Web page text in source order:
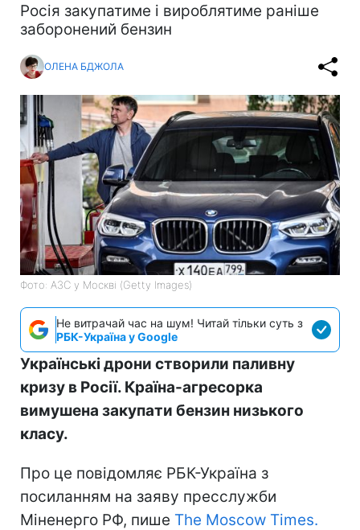
Росія закупатиме і вироблятиме раніше
заборонений бензин
ОЛЕНА БДЖОЛА
Фото: АЗС у Москві (Getty Images)
Не витрачай час на шум! Читай тільки суть з
РБК-Україна у Google
Українські дрони створили паливну
кризу в Росії. Країна-агресорка
вимушена закупати бензин низького
класу.
Про це повідомляє РБК-Україна з
посиланням на заяву пресслужби
Міненерго РФ, пише The Moscow Times.